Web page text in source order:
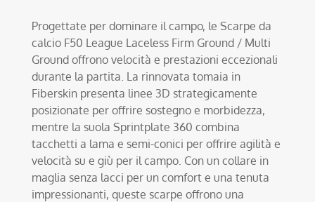
Progettate per dominare il campo, le Scarpe da
calcio F50 League Laceless Firm Ground / Multi
Ground offrono velocità e prestazioni eccezionali
durante la partita. La rinnovata tomaia in
Fiberskin presenta linee 3D strategicamente
posizionate per offrire sostegno e morbidezza,
mentre la suola Sprintplate 360 combina
tacchetti a lama e semi-conici per offrire agilità e
velocità su e giù per il campo. Con un collare in
maglia senza lacci per un comfort e una tenuta
impressionanti, queste scarpe offrono una